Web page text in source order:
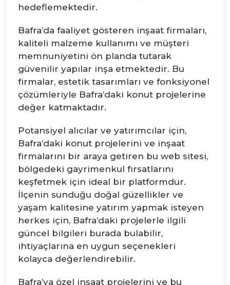
hedeflemektedir.
Bafra’da faaliyet gösteren inşaat firmaları,
kaliteli malzeme kullanımı ve müşteri
memnuniyetini ön planda tutarak
güvenilir yapılar inşa etmektedir. Bu
firmalar, estetik tasarımları ve fonksiyonel
çözümleriyle Bafra’daki konut projelerine
değer katmaktadır.
Potansiyel alıcılar ve yatırımcılar için,
Bafra’daki konut projelerini ve inşaat
firmalarını bir araya getiren bu web sitesi,
bölgedeki gayrimenkul fırsatlarını
keşfetmek için ideal bir platformdur.
İlçenin sunduğu doğal güzellikler ve
yaşam kalitesine yatırım yapmak isteyen
herkes için, Bafra’daki projelerle ilgili
güncel bilgileri burada bulabilir,
ihtiyaçlarına en uygun seçenekleri
kolayca değerlendirebilir.
Bafra’ya özel inşaat projelerini ve bu